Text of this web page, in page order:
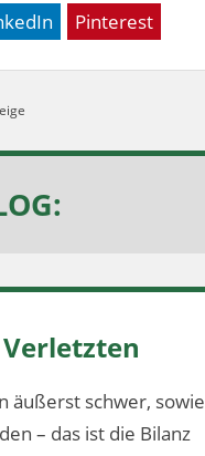
Pinterest
:
äußerst schwer, sowie
– das ist die Bilanz